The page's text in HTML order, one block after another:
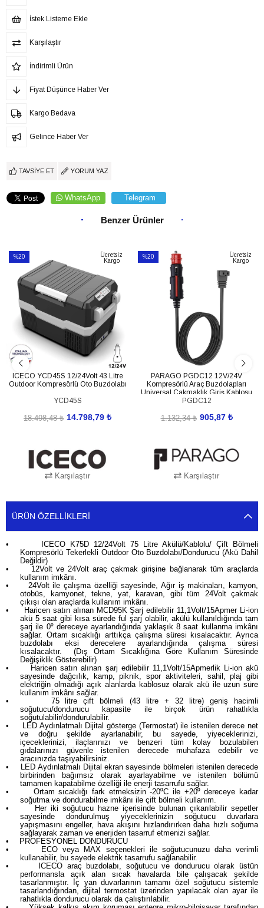
İstek Listeme Ekle
Karşılaştır
İndirimli Ürün
Fiyat Düşünce Haber Ver
Kargo Bedava
Gelince Haber Ver
TAVSIYE ET YORUM YAZ
WhatsApp Telegram
Benzer Ürünler
%20
%20İndirim
Ücretsiz
Kargo
ICECO YCD45S 12/24Volt 43 Litre
Outdoor Kompresörlü Oto Buzdolabı
YCD45S
14.798,79 ₺
18.498,48 ₺
Karşılaştır
%20
Ücretsiz
Kargo
PARAGO PGDC12 12V/24V
Kompresörlü Araç Buzdolapları
Universal Çakmaklık Giriş Kablosu
PGDC12
905,87 ₺
1.132,34 ₺
Karşılaştır
ÜRÜN ÖZELLIKLERI
•
ICECO K75D 12/24Volt 75 Litre Akülü/Kablolu/ Çift Bölmeli
Kompresörlü Tekerlekli Outdoor Oto Buzdolabı/Dondurucu (Akü Dahil
Değildir)
•
12Volt ve 24Volt araç çakmak girişine bağlanarak tüm araçlarda
kullanım imkânı.
•
24Volt ile çalışma özelliği sayesinde, Ağır iş makinaları, kamyon,
otobüs, kamyonet, tekne, yat, karavan, gibi tüm 24Volt çakmak
çıkışı olan araçlarda kullanım imkânı.
•
Haricen satın alınan MCD95K Şarj edilebilir 11,1Volt/15Apmer Li-ion
akü 5 saat gibi kısa sürede ful şarj olabilir, akülü kullanıldığında tam
şarj ile 0⁰ dereceye ayarlandığında yaklaşık 8 saat kullanma imkânı
sağlar. Ortam sıcaklığı arttıkça çalışma süresi kısalacaktır. Ayrıca
buzdolabı eksi derecelere ayarlandığında çalışma süresi
kısalacaktır.
(Dış Ortam Sıcaklığına Göre Kullanım Süresinde
Değişiklik Gösterebilir)
•
Haricen satın alınan şarj edilebilir 11,1Volt/15Apmerlik Li-ion akü
sayesinde dağcılık, kamp, piknik, spor aktiviteleri, sahil, plaj gibi
elektriğin olmadığı açık alanlarda kablosuz olarak akü ile uzun süre
kullanım imkânı sağlar.
•
75 litre çift bölmeli (43 litre + 32 litre) geniş hacimli
soğutucu/dondurucu kapasite ile birçok ürün rahatlıkla
soğutulabilir/dondurulabilir.
•
LED Aydınlatmalı Dijital gösterge (Termostat) ile istenilen derece net
ve doğru şekilde ayarlanabilir, bu sayede, yiyeceklerinizi,
içeceklerinizi, ilaçlarınızı ve benzeri tüm kolay bozulabilen
gıdalarınızı güvenle istenilen derecede muhafaza edebilir ve
aracınızda taşıyabilirsiniz.
•
LED Aydınlatmalı Dijital ekran sayesinde bölmeleri istenilen derecede
birbirinden bağımsız olarak ayarlayabilme ve istenilen bölümü
tamamen kapatabilme özelliği ile enerji tasarrufu sağlar.
•
Ortam sıcaklığı fark etmeksizin -20⁰C ile +20⁰ dereceye kadar
soğutma ve dondurabilme imkânı ile çift bölmeli kullanım.
•
Her iki soğutucu hazne içerisinde bulunan çıkarılabilir sepetler
sayesinde dondurulmuş yiyeceklerinizin soğutucu duvarlara
yapışmasını engeller, hava akışını hızlandırırken daha hızlı soğuma
sağlayarak zaman ve enerjiden tasarruf etmenizi sağlar.
•
PROFESYONEL DONDURUCU
•
ECO veya MAX seçenekleri ile soğutucunuzu daha verimli
kullanabilir, bu sayede elektrik tasarrufu sağlanabilir.
•
ICECO araç buzdolabı, soğutucu ve dondurucu olarak üstün
performansla açık alan sıcak havalarda bile çalışacak şekilde
tasarlanmıştır. İç yan duvarlarının tamamı özel soğutucu sistemle
tasarlandığından, dijital termostat üzerinden yapılacak olan ayar ile
rahatlıkla dondurucu olarak da çalıştırılabilir.